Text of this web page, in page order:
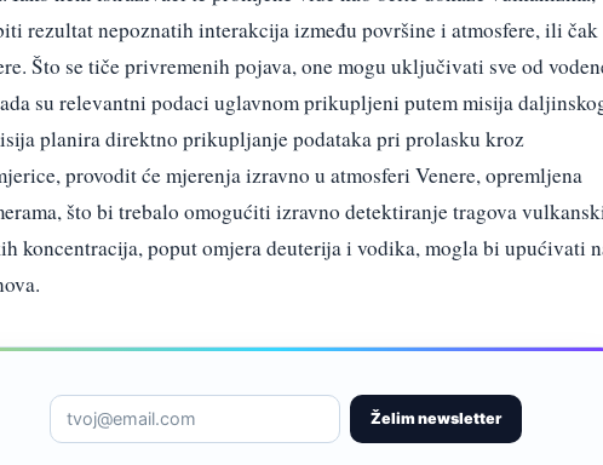
rezultat nepoznatih interakcija između površine i atmosfere, ili čak
Što se tiče privremenih pojava, one mogu uključivati sve od
su relevantni podaci uglavnom prikupljeni putem misija
planira direktno prikupljanje podataka pri prolasku kroz
provodit će mjerenja izravno u atmosferi Venere, opremljena
što bi trebalo omogućiti izravno detektiranje tragova
koncentracija, poput omjera deuterija i vodika, mogla bi upućivati
Želim newsletter